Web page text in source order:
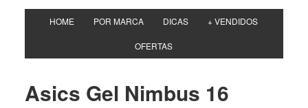
HOME POR MARCA DICAS + VENDIDOS
OFERTAS
Asics Gel Nimbus 16